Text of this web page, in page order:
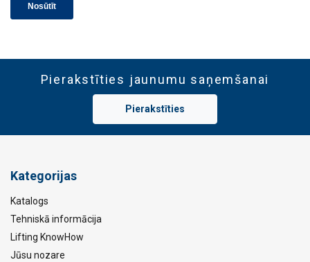
Pierakstīties jaunumu saņemšanai
Pierakstīties
Kategorijas
Katalogs
Tehniskā informācija
Lifting KnowHow
Jūsu nozare
ATTEIKTIES NO VISIEM
RĀDĪT DETAĻAS